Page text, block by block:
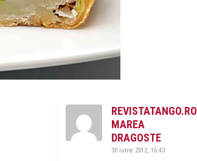
REVISTATANGO.RO
MAREA
DRAGOSTE
30 iunie 2012, 16:43